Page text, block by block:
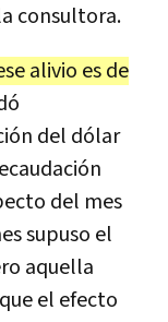
consultora.
alivio es de
del dólar
del mes
supuso el
aquella
el efecto